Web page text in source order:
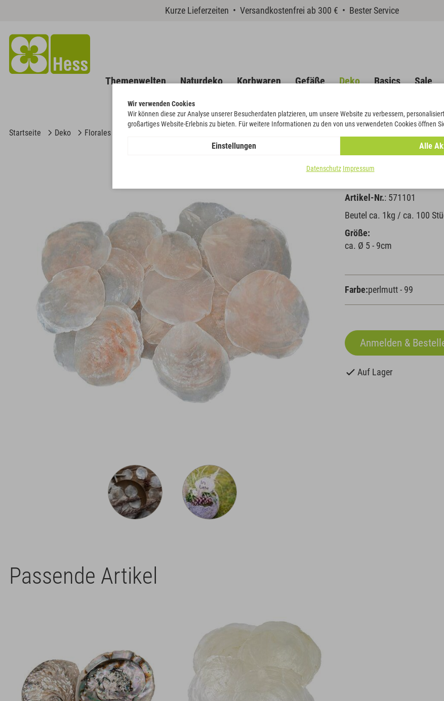
Kurze Lieferzeiten • Versandkostenfrei ab 300 € • Bester Service
Themenwelten Naturdeko Korbwaren Gefäße Deko Basics Sale
Startseite Deko Florales
Artikel-Nr.: 571101
Beutel ca. 1kg / ca. 100
Größe:
ca. Ø 5 - 9cm
Farbe:perlmutt - 99
Auf Lager
Passende Artikel
Wir verwenden Cookies
Wir können diese zur Analyse unserer Besucherdaten platzieren, um unsere Website zu verbessern,
großartiges Website-Erlebnis zu bieten. Für weitere Informationen zu den von uns verwendeten Cookies öffnen
Einstellungen Alle
Datenschutz Impressum